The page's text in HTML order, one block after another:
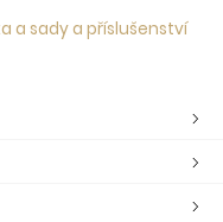
a sady a příslušenství